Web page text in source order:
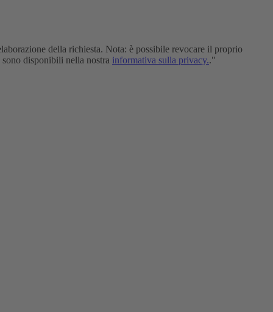
della richiesta. Nota: è possibile revocare il proprio
disponibili nella nostra informativa sulla privacy.."